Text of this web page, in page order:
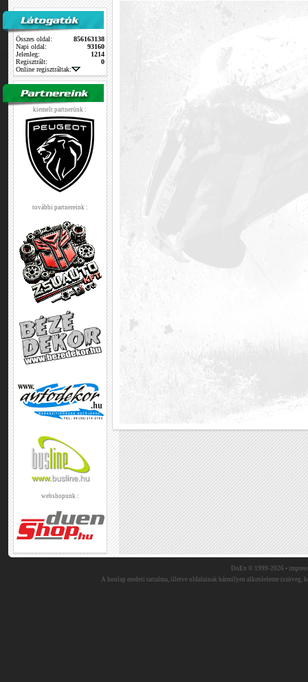
Összes oldal:
856163138
Napi oldal:
93160
Jelenleg:
1214
Regisztrált:
0
Online regisztráltak:
kiemelt partnerünk :
további partnereink :
webshopunk :
DuEn © 1999-2026 •
A honlap eredeti tartalma, illetve oldalainak bármilyen alkotóeleme (szöveg,